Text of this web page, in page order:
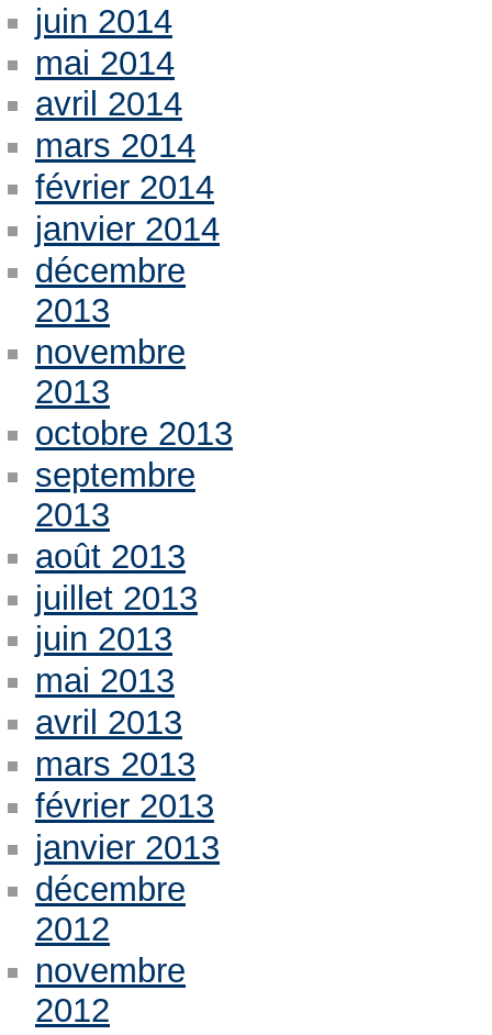
juin 2014
mai 2014
avril 2014
mars 2014
février 2014
janvier 2014
décembre
2013
novembre
2013
octobre 2013
septembre
2013
août 2013
juillet 2013
juin 2013
mai 2013
avril 2013
mars 2013
février 2013
janvier 2013
décembre
2012
novembre
2012